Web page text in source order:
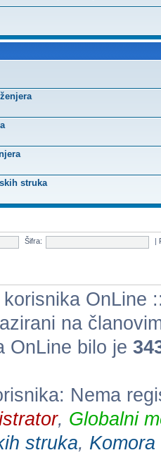
struka
Šifra:
korisnika OnLine
na
OnLine bilo je
Nema
, Globalni
struka,